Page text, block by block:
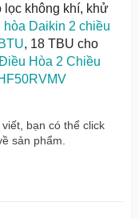
lọc không khí, khử
Daikin 2 chiều
, 18 TBU cho
Hòa 2 Chiều
bạn có thể click
sản phẩm.